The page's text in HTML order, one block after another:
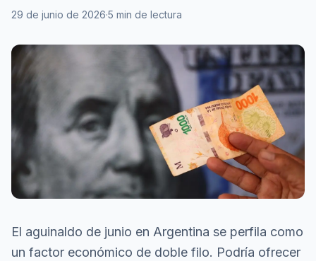
29 de junio de 2026·5 min de lectura
El aguinaldo de junio en Argentina se perfila como
un factor económico de doble filo. Podría ofrecer